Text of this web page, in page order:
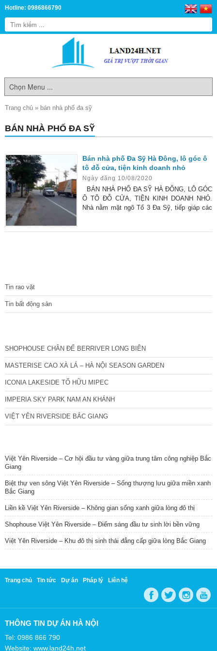
Hotline: 0986866790
Trang chủ » bán nhà phố đa sỹ
BÁN NHÀ PHỐ ĐA SỸ
Bán nhà phố Đa Sỹ Hà Đông, lô góc ô
tô đỗ cửa, tiện kinh doanh nhỏ
Ngày đăng 10/08/2020
BÁN NHÀ PHỐ ĐA SỸ HÀ ĐÔNG, LÔ GÓC
Ô TÔ ĐỖ CỬA, TIỆN KINH DOANH NHỎ.
Nhà nằm mặt ngõ Tổ 3 Đa Sỹ, tiếp giáp các
Tin rao vặt
Tin bất động sản
SHOPHOUSE CHÂN ĐẾ BERRIVER LONG BIÊN
MASTERISE CAO XÀ LÁ – HÀ NỘI SEASON GARDEN
ICONIA LAKESIDE TỐ HỮU MIPEC
IMPERIA SKY PARK NAM AN KHÁNH
VIỆT YÊN RIVERSIDE BẮC GIANG
Việt Yên Riverside – Cơ hội đầu tư vàng giữa trung tâm công nghiệp Bắc
Giang
Biệt thự ven sông Việt Yên Riverside – Sống thượng lưu giữa miền xanh
Bắc Giang
Liền kề Việt Yên Riverside – Không gian sống xanh giữa lòng đô thị
Shophouse Việt Yên Riverside – Điểm sáng đầu tư sinh lời bền vững
Việt Yên Riverside – Khu đô thị sinh thái đẳng cấp giữa lòng Bắc Giang
Trang chủ Tin tức Dự án Pháp lý Liên hệ
THÔNG TIN DỰ ÁN HÀ NỘI
Tel: 0986 866 790
Website: www.land24h.net